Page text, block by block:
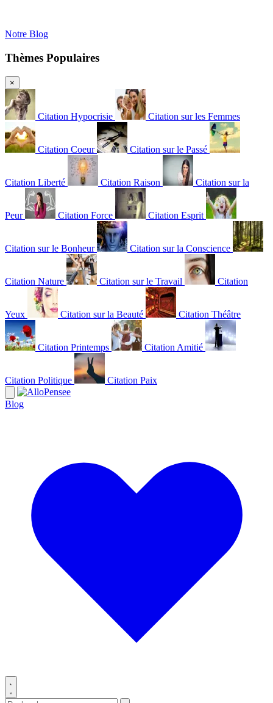
Notre Blog
Thèmes Populaires
×
Citation Hypocrisie Citation sur les Femmes
Citation Coeur Citation sur le Passé
Citation Liberté Citation Raison Citation sur la
Peur Citation Force Citation Esprit
Citation sur le Bonheur Citation sur la Conscience
Citation Nature Citation sur le Travail Citation
Yeux Citation sur la Beauté Citation Théâtre
Citation Printemps Citation Amitié
Citation Politique Citation Paix
Blog